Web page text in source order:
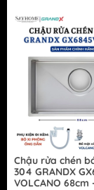
Chậu rửa chén
304 GRANDX
VOLCANO 68cm